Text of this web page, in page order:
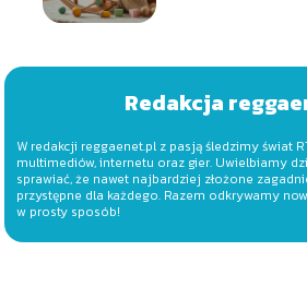
Redakcja
W redakcji reggaenet.pl z pasją śledzimy świat
multimediów, internetu oraz gier. Uwielbiamy
sprawiać, że nawet najbardziej złożone
przystępne dla każdego. Razem odkrywamy
w prosty sposób!